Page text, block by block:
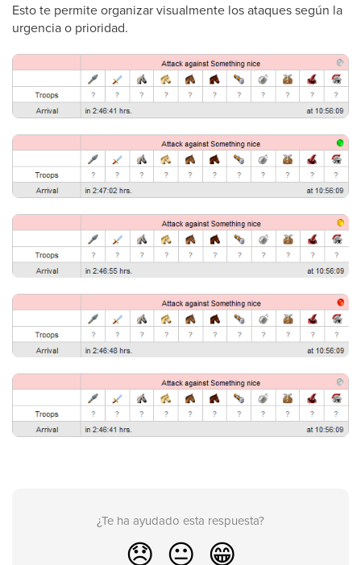
Esto te permite organizar visualmente los ataques según la
urgencia o prioridad.
¿Te ha ayudado esta respuesta?
😞 😐 😁